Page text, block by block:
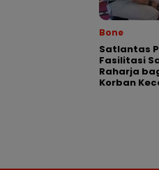
Bone
Satlantas
Fasilitasi
Raharja
Korban